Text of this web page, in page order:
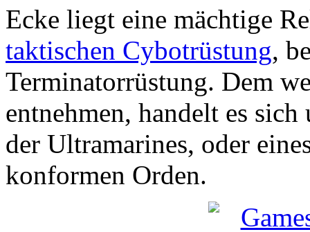
Ecke liegt eine mächtige
taktischen Cybotrüstung,
Terminatorrüstung. Dem
entnehmen, handelt es
der Ultramarines, oder
konformen Orden.